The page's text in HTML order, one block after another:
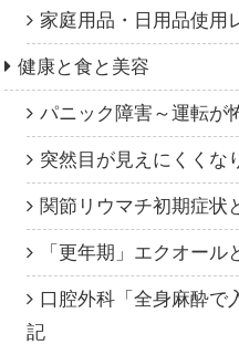
家庭用品・日用品使用
健康と食と美容
パニック障害～運転が
突然目が見えにくくな
関節リウマチ初期症状
「更年期」エクオール
口腔外科「全身麻酔で
記